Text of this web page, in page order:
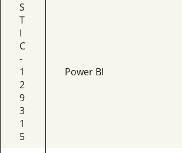
S
T
I
C
-
1
2
9
3
1
5
Power BI